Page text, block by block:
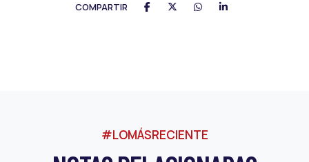
COMPARTIR
#LOMÁSRECIENTE